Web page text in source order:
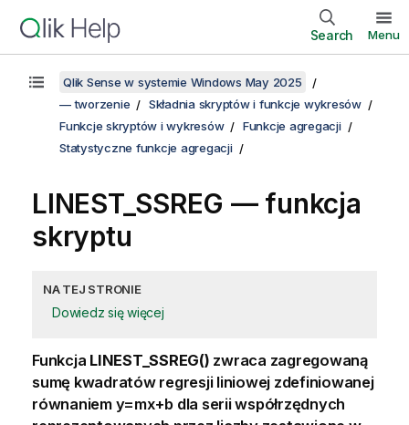
Search Menu
Qlik Sense w systemie Windows May 2025
— tworzenie
Składnia skryptów i funkcje wykresów
Funkcje skryptów i wykresów
Funkcje agregacji
Statystyczne funkcje agregacji
LINEST_SSREG — funkcja
skryptu
NA TEJ STRONIE
Dowiedz się więcej
Funkcja LINEST_SSREG() zwraca zagregowaną
sumę kwadratów regresji liniowej zdefiniowanej
równaniem y=mx+b dla serii współrzędnych